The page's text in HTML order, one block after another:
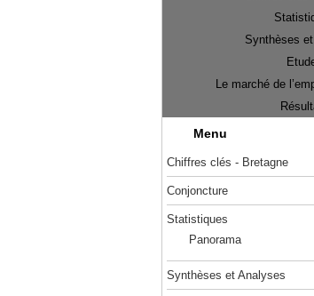
Synthèses
Le marché de
Menu
Chiffres clés - Bretagne
Conjoncture
Statistiques
Panorama
Synthèses et Analyses